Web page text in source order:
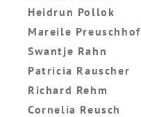
Heidrun Pollok
Mareile Preuschhof
Swantje Rahn
Patricia Rauscher
Richard Rehm
Cornelia Reusch